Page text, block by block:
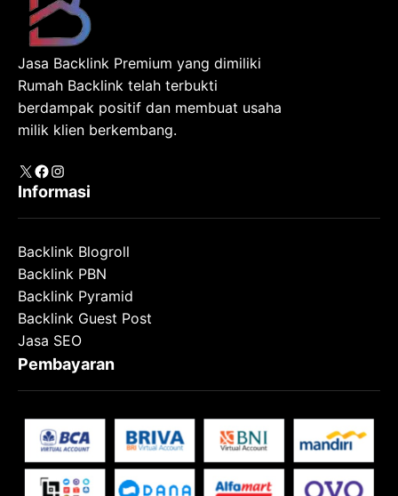
Jasa Backlink Premium yang dimiliki
Rumah Backlink telah terbukti
berdampak positif dan membuat usaha
milik klien berkembang.
X Facebook
Instagram
Informasi
Backlink Blogroll
Backlink PBN
Backlink Pyramid
Backlink Guest Post
Jasa SEO
Pembayaran